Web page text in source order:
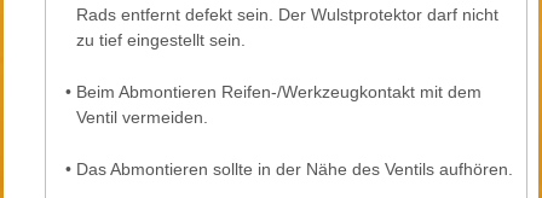
Rads entfernt defekt sein. Der Wulstprotektor darf nicht
zu tief eingestellt sein.
• Beim Abmontieren Reifen-/Werkzeugkontakt mit dem
Ventil vermeiden.
• Das Abmontieren sollte in der Nähe des Ventils aufhören.